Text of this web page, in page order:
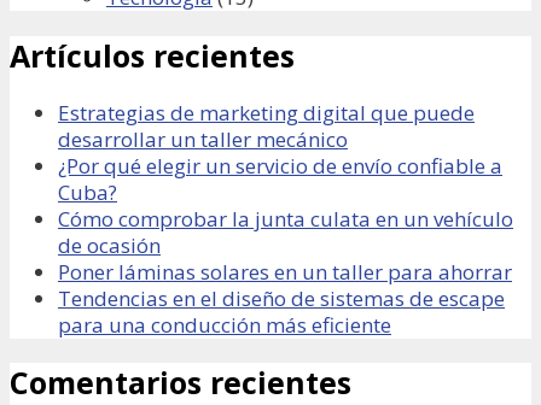
Artículos recientes
Estrategias de marketing digital que puede
desarrollar un taller mecánico
¿Por qué elegir un servicio de envío confiable a
Cuba?
Cómo comprobar la junta culata en un vehículo
de ocasión
Poner láminas solares en un taller para ahorrar
Tendencias en el diseño de sistemas de escape
para una conducción más eficiente
Comentarios recientes